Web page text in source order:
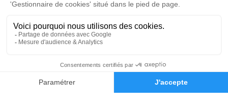
Organiser des obsèques
Services aux familles
Avis de décès
Politique de traitement des données personnelles